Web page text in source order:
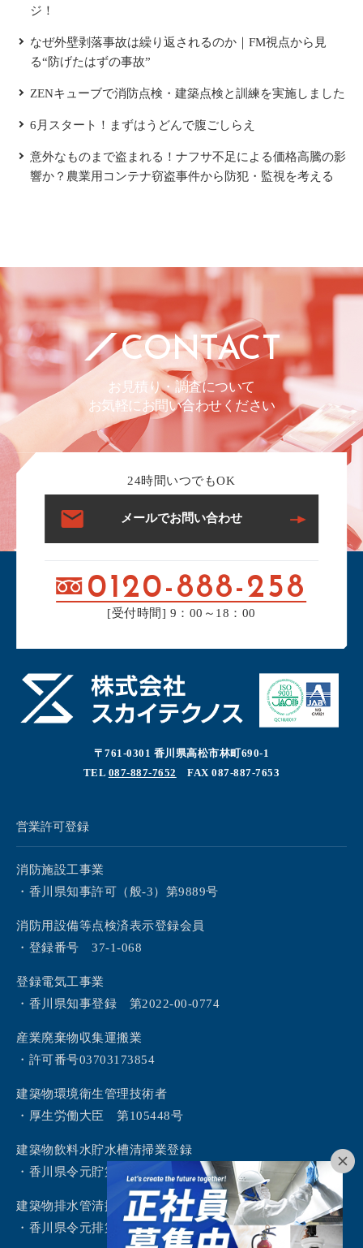
ジ！
なぜ外壁剥落事故は繰り返されるのか｜FM視点から見
る“防げたはずの事故”
ZENキューブで消防点検・建築点検と訓練を実施しました
6月スタート！まずはうどんで腹ごしらえ
意外なものまで盗まれる！ナフサ不足による価格高騰の影
響か？農業用コンテナ窃盗事件から防犯・監視を考える
CONTACT
お見積り・調査について
お気軽にお問い合わせください
24時間いつでもOK
メールでお問い合わせ
0120-888-258
[受付時間] 9：00～18：00
〒761-0301 香川県高松市林町690-1
TEL 087-887-7652 FAX 087-887-7653
営業許可登録
消防施設工事業
・香川県知事許可（般-3）第9889号
消防用設備等点検済表示登録会員
・登録番号 37-1-068
登録電気工事業
・香川県知事登録 第2022-00-0774
産業廃棄物収集運搬業
・許可番号03703173854
建築物環境衛生管理技術者
・厚生労働大臣 第105448号
建築物飲料水貯水槽清掃業登録
・香川県令元貯第2号
建築物排水管清掃業登録
・香川県令元排第1号